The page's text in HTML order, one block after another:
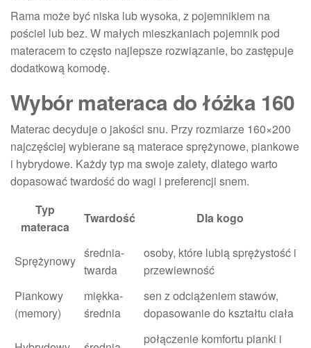
Rama może być niska lub wysoka, z pojemnikiem na
pościel lub bez. W małych mieszkaniach pojemnik pod
materacem to często najlepsze rozwiązanie, bo zastępuje
dodatkową komodę.
Wybór materaca do łóżka 160
Materac decyduje o jakości snu. Przy rozmiarze 160×200
najczęściej wybierane są materace sprężynowe, piankowe
i hybrydowe. Każdy typ ma swoje zalety, dlatego warto
dopasować twardość do wagi i preferencji snem.
Typ
materaca
Twardość Dla kogo
Sprężynowy
średnia-
twarda
osoby, które lubią sprężystość i
przewiewność
Piankowy
(memory)
miękka-
średnia
sen z odciążeniem stawów,
dopasowanie do kształtu ciała
połączenie komfortu pianki i